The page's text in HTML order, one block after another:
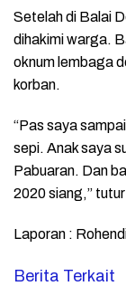
Setelah di Balai
dihakimi warga.
oknum lembaga
korban.
“Pas saya
sepi. Anak saya
Pabuaran. Dan
2020 siang,”
Laporan :
Berita Terkait